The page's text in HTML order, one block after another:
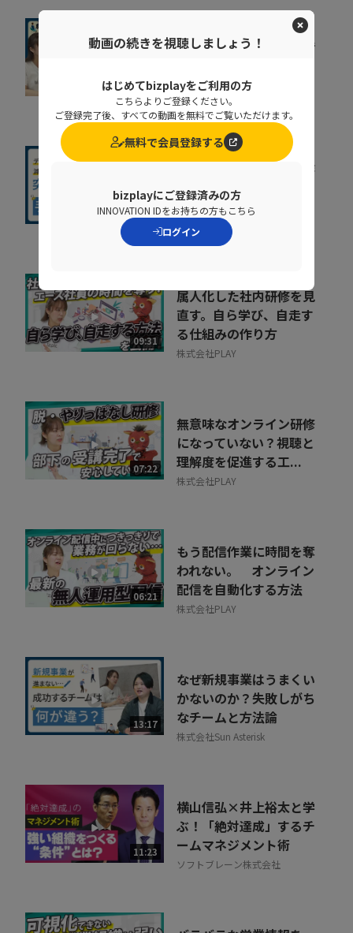
07:35
組織が育たない本当の理
トを可視化するKPI...
ポーターズ株式会社
08:36
人事給与システムで手作
業が残る原因とは？デー
タの分断対策、業...
株式会社ニッセイコム
09:31
属人化した社内研修を見
直す。自ら学び、自走す
る仕組みの作り方
株式会社PLAY
07:22
無意味なオンライン研修
になっていない？視聴と
理解度を促進する工...
株式会社PLAY
06:21
もう配信作業に時間を奪
われない。 オンライン
配信を自動化する方法
株式会社PLAY
13:17
なぜ新規事業はうまくい
かないのか？失敗しがち
なチームと方法論
株式会社Sun Asterisk
11:23
横山信弘×井上裕太と学
ぶ！「絶対達成」するチ
ームマネジメント術
ソフトブレーン株式会社
動画の続きを視聴しましょう！
はじめてbizplayをご利用の方
こちらよりご登録ください。
ご登録完了後、すべての動画を無料でご覧いただけます。
無料で会員登録する
bizplayにご登録済みの方
INNOVATION IDをお持ちの方もこちら
ログイン